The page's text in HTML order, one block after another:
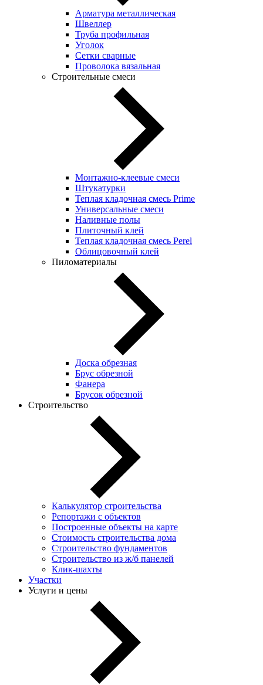
Арматура металлическая
Швеллер
Труба профильная
Уголок
Сетки сварные
Проволока вязальная
Строительные смеси
Монтажно-клеевые смеси
Штукатурки
Теплая кладочная смесь Prime
Универсальные смеси
Наливные полы
Плиточный клей
Теплая кладочная смесь Perel
Облицовочный клей
Пиломатериалы
Доска обрезная
Брус обрезной
Фанера
Брусок обрезной
Строительство
Калькулятор строительства
Репортажи с объектов
Построенные объекты на карте
Стоимость строительства дома
Строительство фундаментов
Строительство из ж/б панелей
Клик-шахты
Участки
Услуги и цены